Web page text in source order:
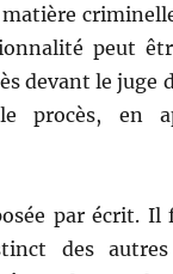
matière
peut
devant le juge
procès, en
par écrit.
des autres